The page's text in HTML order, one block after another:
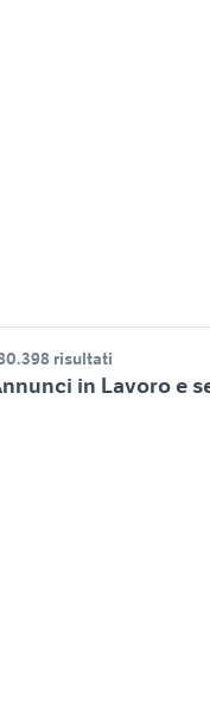
risultati
in Lavoro e